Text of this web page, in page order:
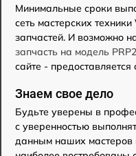
Минимальные сроки
сеть мастерских
запчастей. И возможно
запчасть на модель
сайте -
Знаем свое дело
Будьте уверены в
с уверенностью
данным наших мастеров